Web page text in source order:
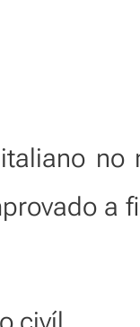
no
a